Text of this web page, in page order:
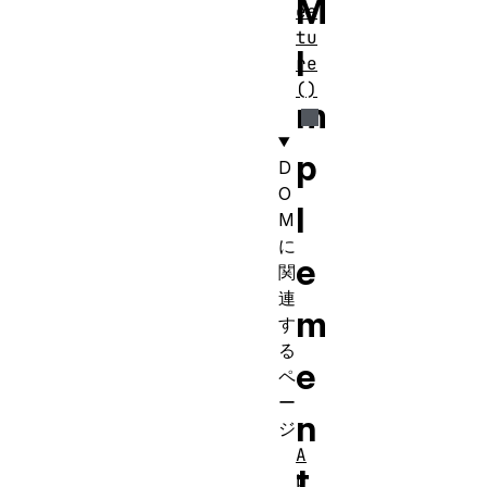
M
I
m
p
l
e
m
e
n
ea
tu
re
()
D
O
M
に
関
連
す
る
ペ
ー
ジ
A
b